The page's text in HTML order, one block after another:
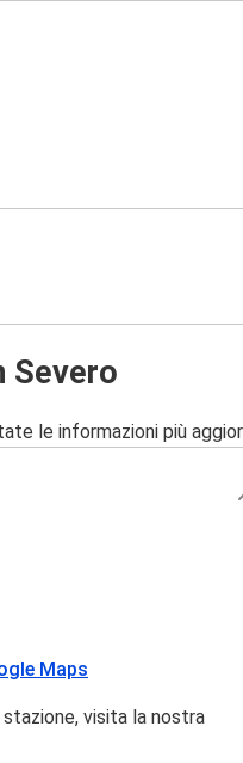
Severo
le informazioni più
Maps
visita la nostra